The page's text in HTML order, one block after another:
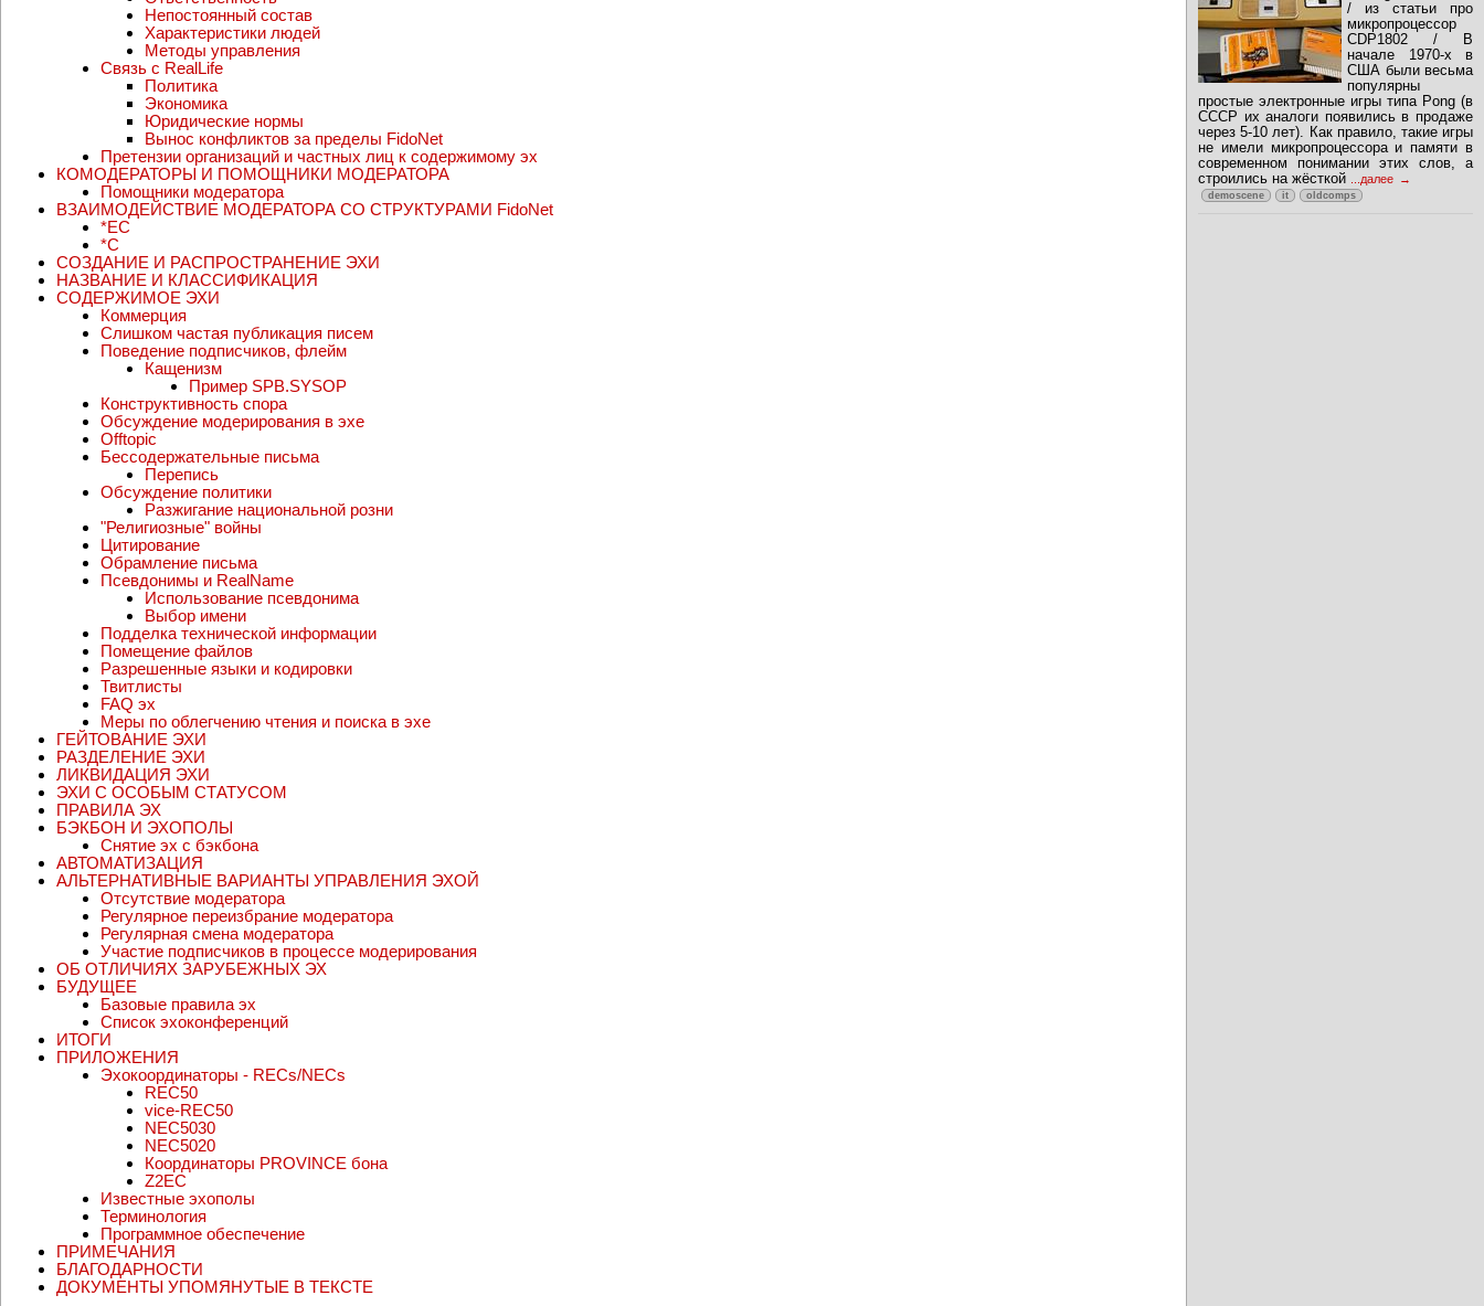
Отношения собственности
Ответственность
Непостоянный состав
Характеристики людей
Методы управления
Связь с RealLife
Политика
Экономика
Юридические нормы
Вынос конфликтов за пределы FidoNet
Претензии организаций и частных лиц к содержимому эх
КОМОДЕРАТОРЫ И ПОМОЩНИКИ МОДЕРАТОРА
Помощники модератора
ВЗАИМОДЕЙСТВИЕ МОДЕРАТОРА СО СТРУКТУРАМИ FidoNet
*EC
*C
СОЗДАНИЕ И РАСПРОСТРАНЕНИЕ ЭХИ
НАЗВАНИЕ И КЛАССИФИКАЦИЯ
СОДЕРЖИМОЕ ЭХИ
Коммерция
Слишком частая публикация писем
Поведение подписчиков, флейм
Кащенизм
Пример SPB.SYSOP
Конструктивность спора
Обсуждение модерирования в эхе
Offtopic
Бессодержательные письма
Перепись
Обсуждение политики
Разжигание национальной розни
"Религиозные" войны
Цитирование
Обрамление письма
Псевдонимы и RealName
Использование псевдонима
Выбор имени
Подделка технической информации
Помещение файлов
Разрешенные языки и кодировки
Твитлисты
FAQ эх
Меры по облегчению чтения и поиска в эхе
ГЕЙТОВАНИЕ ЭХИ
РАЗДЕЛЕНИЕ ЭХИ
ЛИКВИДАЦИЯ ЭХИ
ЭХИ С ОСОБЫМ СТАТУСОМ
ПРАВИЛА ЭХ
БЭКБОН И ЭХОПОЛЫ
Снятие эх с бэкбона
АВТОМАТИЗАЦИЯ
АЛЬТЕРНАТИВНЫЕ ВАРИАНТЫ УПРАВЛЕНИЯ ЭХОЙ
Отсутствие модератора
Регулярное переизбрание модератора
Регулярная смена модератора
Участие подписчиков в процессе модерирования
ОБ ОТЛИЧИЯХ ЗАРУБЕЖНЫХ ЭХ
БУДУЩЕЕ
Базовые правила эх
Список эхоконференций
ИТОГИ
ПРИЛОЖЕНИЯ
Эхокоординаторы - RECs/NECs
REC50
vice-REC50
NEC5030
NEC5020
Координаторы PROVINCE бона
Z2EC
Известные эхополы
Терминология
Программное обеспечение
ПРИМЕЧАНИЯ
БЛАГОДАРНОСТИ
we've all been
waiting for – SEX!"
/ из статьи про
микропроцессор
CDP1802 / В
начале 1970-х в
США были весьма
популярны
простые электронные игры типа Pong (в
СССР их аналоги появились в продаже
через 5-10 лет). Как правило, такие игры
не имели микропроцессора и памяти в
современном понимании этих слов, а
строились на жёсткой...далее